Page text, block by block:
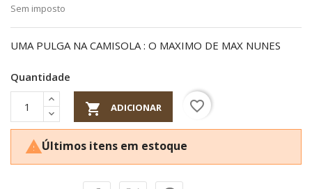
Sem imposto
UMA PULGA NA CAMISOLA : O MAXIMO DE MAX NUNES
Quantidade
 ADICIONAR favorite_border
Últimos itens em estoque